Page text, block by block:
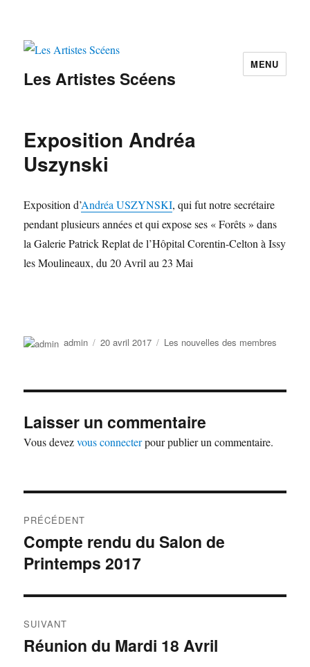
Les Artistes Scéens
MENU
Exposition Andréa
Uszynski
Exposition d’Andréa USZYNSKI, qui fut notre secrétaire
pendant plusieurs années et qui expose ses « Forêts » dans
la Galerie Patrick Replat de l’Hôpital Corentin-Celton à Issy
les Moulineaux, du 20 Avril au 23 Mai
Auteur
admin
Publié
20 avril 2017 Catégories
Les nouvelles des membres
Laisser un commentaire
Vous devezvous connecterpour publier un commentaire.
de
l’article
PRÉCÉDENT
Publication
précédente :
Compte rendu du Salon de
Printemps 2017
SUIVANT
Publication
Réunion du Mardi 18 Avril